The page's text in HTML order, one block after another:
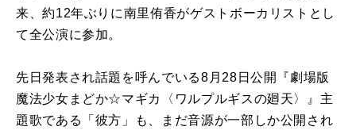
来、約12年ぶりに南里侑香がゲストボーカリストとし
て全公演に参加。
先日発表され話題を呼んでいる8月28日公開『劇場版
魔法少女まどか☆マギカ〈ワルプルギスの廻天〉』主
題歌である「彼方」も、まだ音源が一部しか公開され